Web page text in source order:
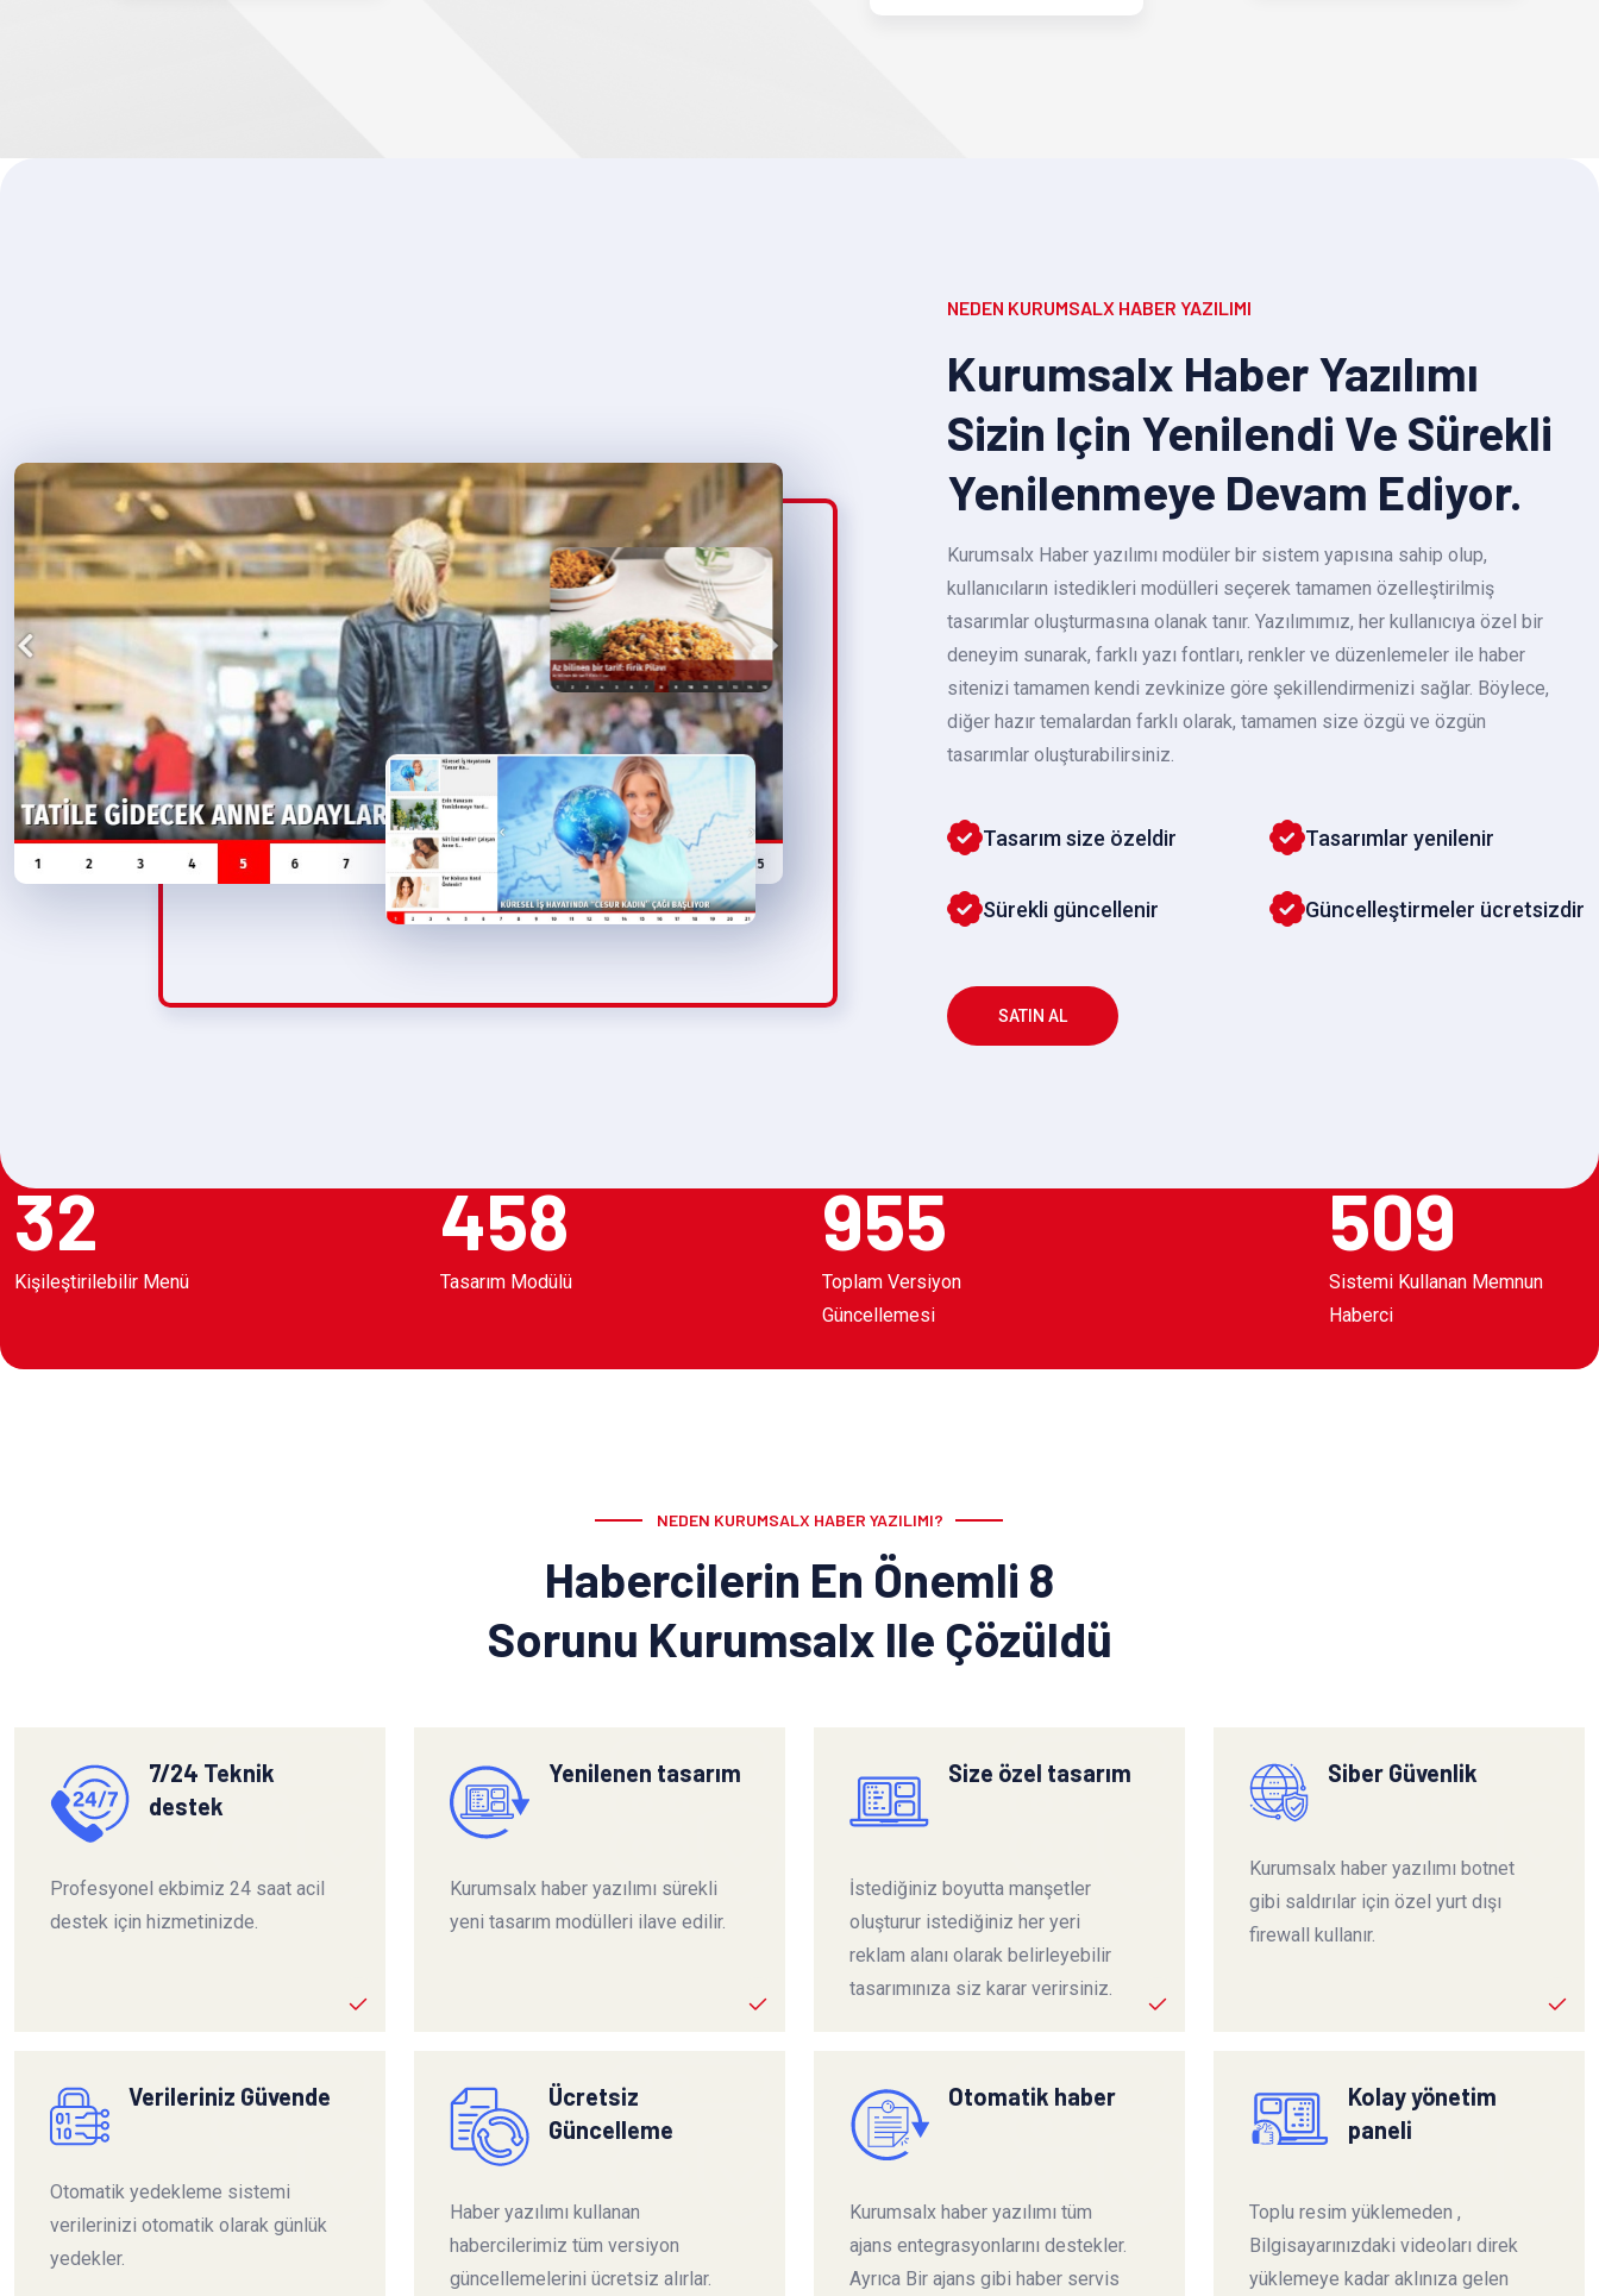
NEDEN KURUMSALX HABER YAZILIMI
Kurumsalx Haber Yazılımı
Sizin Için Yenilendi Ve Sürekli
Yenilenmeye Devam Ediyor.
Kurumsalx Haber yazılımı modüler bir sistem yapısına sahip olup,
kullanıcıların istedikleri modülleri seçerek tamamen özelleştirilmiş
tasarımlar oluşturmasına olanak tanır. Yazılımımız, her kullanıcıya özel bir
deneyim sunarak, farklı yazı fontları, renkler ve düzenlemeler ile haber
sitenizi tamamen kendi zevkinize göre şekillendirmenizi sağlar. Böylece,
diğer hazır temalardan farklı olarak, tamamen size özgü ve özgün
tasarımlar oluşturabilirsiniz.
Tasarım size özeldir
Sürekli güncellenir
Tasarımlar yenilenir
Güncelleştirmeler ücretsizdir
SATIN AL
32
Kişileştirilebilir Menü
458
Tasarım Modülü
955
Toplam Versiyon
Güncellemesi
509
Sistemi Kullanan Memnun
Haberci
NEDEN KURUMSALX HABER YAZILIMI?
Habercilerin En Önemli 8
Sorunu Kurumsalx Ile Çözüldü
7/24 Teknik
destek
Profesyonel ekbimiz 24 saat acil
destek için hizmetinizde.
Yenilenen tasarım
Kurumsalx haber yazılımı sürekli
yeni tasarım modülleri ilave edilir.
Size özel tasarım
İstediğiniz boyutta manşetler
oluşturur istediğiniz her yeri
reklam alanı olarak belirleyebilir
tasarımınıza siz karar verirsiniz.
Siber Güvenlik
Kurumsalx haber yazılımı botnet
gibi saldırılar için özel yurt dışı
firewall kullanır.
Verileriniz Güvende
Otomatik yedekleme sistemi
verilerinizi otomatik olarak günlük
yedekler.
Ücretsiz
Güncelleme
Haber yazılımı kullanan
habercilerimiz tüm versiyon
güncellemelerini ücretsiz alırlar.
Otomatik haber
Kurumsalx haber yazılımı tüm
ajans entegrasyonlarını destekler.
Ayrıca Bir ajans gibi haber servis
Kolay yönetim
paneli
Toplu resim yüklemeden ,
Bilgisayarınızdaki videoları direk
yüklemeye kadar aklınıza gelen